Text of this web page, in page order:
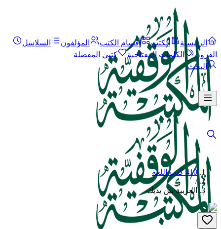
الرئيسية الكتب أقسام الكتب المؤلفون
السلاسل
القرون
الكلمات المفتاحية
كتبي المفضلة
البحث
410 كتب اللغة
/
العربية بين يديك